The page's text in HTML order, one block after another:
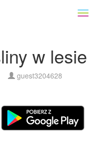
w lesie
guest3204628